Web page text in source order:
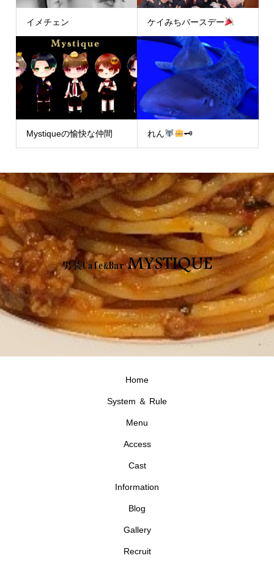
イメチェン ケイみちバースデー
Mystiqueの愉快な仲間 れん 🗝
Home
System ＆ Rule
Menu
Access
Cast
Information
Blog
Gallery
Recruit